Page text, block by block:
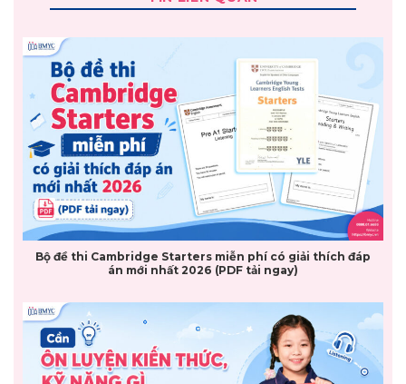
Bộ đề thi Cambridge Starters miễn phí có giải thích đáp
án mới nhất 2026 (PDF tải ngay)